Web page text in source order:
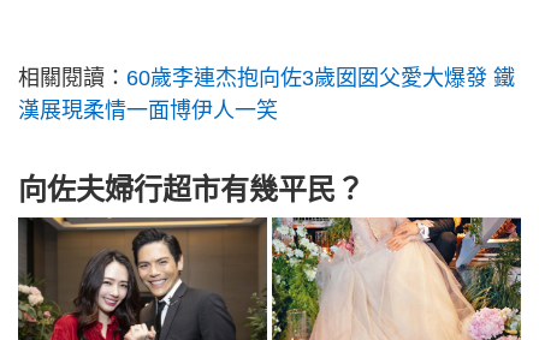
相關閱讀： 60歲李連杰抱向佐3歲囡囡父愛大爆發 鐵
漢展現柔情一面博伊人一笑
向佐夫婦行超市有幾平民？